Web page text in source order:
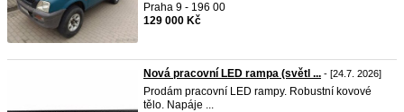
Praha 9 - 196 00
129 000 Kč
Nová pracovní LED rampa (světl ... - [24.7. 2026]
Prodám pracovní LED rampy. Robustní kovové
tělo. Napáje ...